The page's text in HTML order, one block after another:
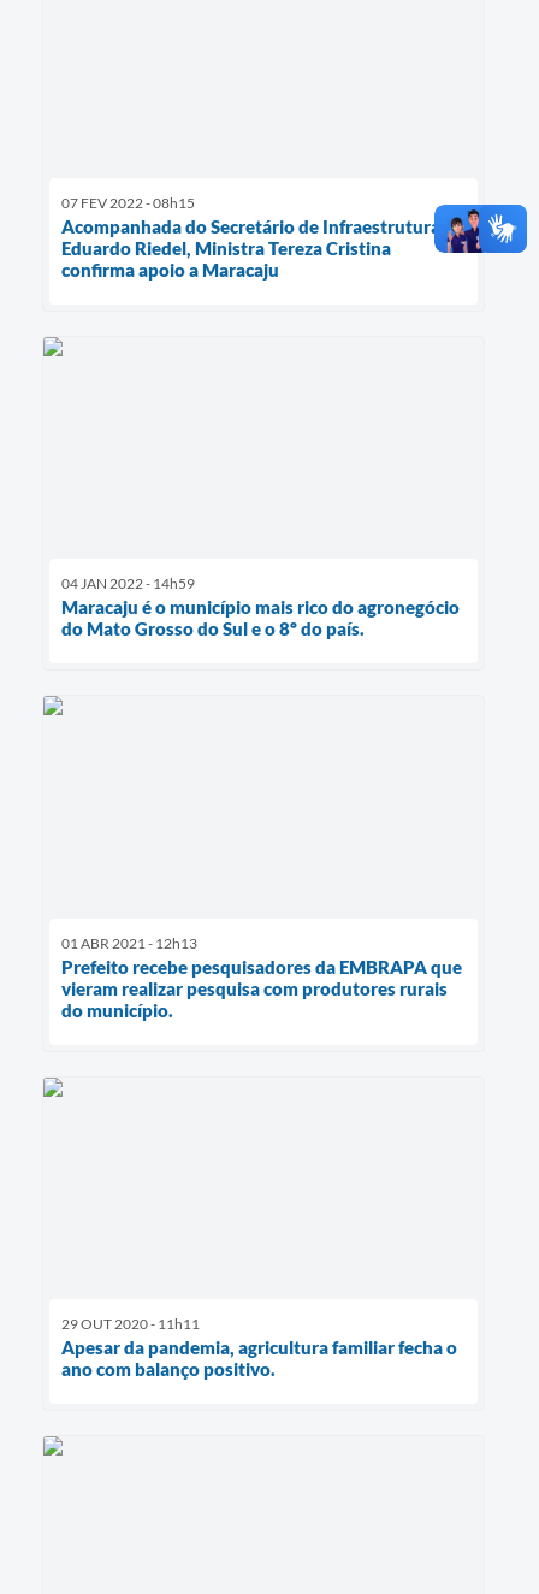
07 FEV 2022 - 08h15
Acompanhada do Secretário de Infraestrutura
Eduardo Riedel, Ministra Tereza Cristina
confirma apoio a Maracaju
04 JAN 2022 - 14h59
Maracaju é o município mais rico do agronegócio
do Mato Grosso do Sul e o 8º do país.
01 ABR 2021 - 12h13
Prefeito recebe pesquisadores da EMBRAPA que
vieram realizar pesquisa com produtores rurais
do município.
29 OUT 2020 - 11h11
Apesar da pandemia, agricultura familiar fecha o
ano com balanço positivo.